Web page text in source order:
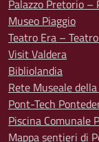
Palazzo Pretorio
Museo Piaggio
Teatro Era –
Visit Valdera
Bibliolandia
Rete Museale
Pont-Tech
Piscina Comunale
Mappa sentieri di